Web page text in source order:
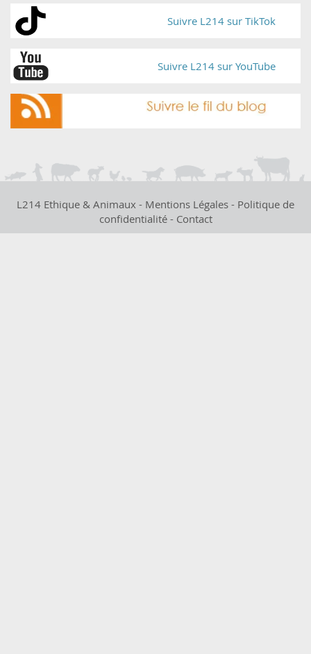
Suivre L214 sur TikTok
Suivre L214 sur YouTube
L214 Ethique & Animaux - Mentions Légales - Politique de
confidentialité- Contact